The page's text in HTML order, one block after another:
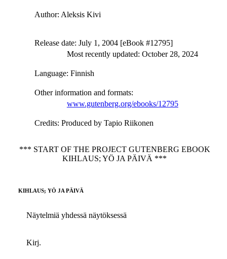
Author: Aleksis Kivi
Release date: July 1, 2004 [eBook #12795]
Most recently updated: October 28, 2024
Language: Finnish
Other information and formats:
www.gutenberg.org/ebooks/12795
Credits: Produced by Tapio Riikonen
*** START OF THE PROJECT GUTENBERG EBOOK
KIHLAUS; YÖ JA PÄIVÄ ***
KIHLAUS; YÖ JA PÄIVÄ
Näytelmiä yhdessä näytöksessä
Kirj.